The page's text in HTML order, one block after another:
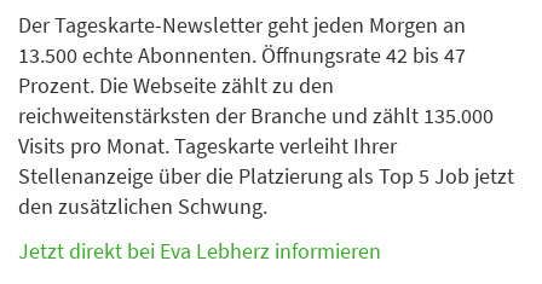
Der Tageskarte-Newsletter geht jeden Morgen an
13.500 echte Abonnenten. Öffnungsrate 42 bis 47
Prozent. Die Webseite zählt zu den
reichweitenstärksten der Branche und zählt 135.000
Visits pro Monat. Tageskarte verleiht Ihrer
Stellenanzeige über die Platzierung als Top 5 Job jetzt
den zusätzlichen Schwung.
Jetzt direkt bei Eva Lebherz informieren